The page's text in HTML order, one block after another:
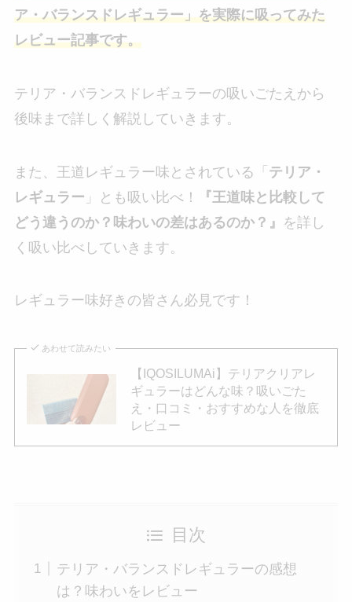
ア・バランスドレギュラー」を実際に吸ってみた
レビュー記事です。
テリア・バランスドレギュラーの吸いごたえから
後味まで詳しく解説していきます。
また、王道レギュラー味とされている「 テリア・
レギュラー 」とも吸い比べ！
『王道味と比較して
どう違うのか？味わいの差はあるのか？』 を詳し
く吸い比べしていきます。
レギュラー味好きの皆さん必見です！
あわせて読みたい
【IQOSILUMAi】テリアクリアレ
ギュラーはどんな味？吸いごた
え・口コミ・おすすめな人を徹底
レビュー
目次
テリア・バランスドレギュラーの感想
は？味わいをレビュー